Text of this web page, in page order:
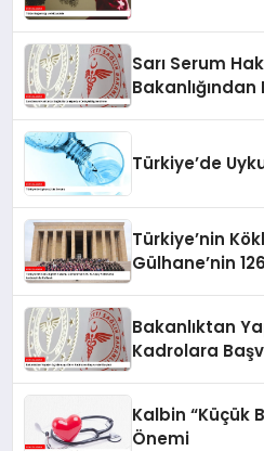
Sarı Serum
Türkiye’de
Türkiye’nin
Gülhane’nin
Bakanlıktan
Kadrolara
Kalbin “Küçük
Önemi